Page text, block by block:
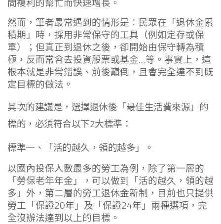
間複利的幫忙而快速增長。
然而，筆者最常遇到的情形是：民眾在「退休金累
積期」時，採用非常保守的工具（例如定存或保
單）；但真正到退休之後，卻開始由保守轉為積
極，反而常會去投資股票或基金…等。事實上，這
根本就是非常錯誤、前後巔倒，且會完全達不到既
定目標的做法。
其次的建議是，選擇退休後「最佳生活費來源」的
標的，必須符合以下2大標準：
標準一、「活的越久，領的越多」。
以國內投保人數最多的勞工為例，除了第一層的
「勞保老年年金」，可以做到「活的越久，領的越
多」外，第二層的勞工退休金新制，目前也只提供
勞工「保證20年」及「保證24年」兩種選項，完
全沒辦法達到以上的目標。